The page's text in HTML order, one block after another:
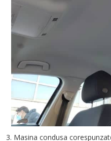
3. Masina condusa